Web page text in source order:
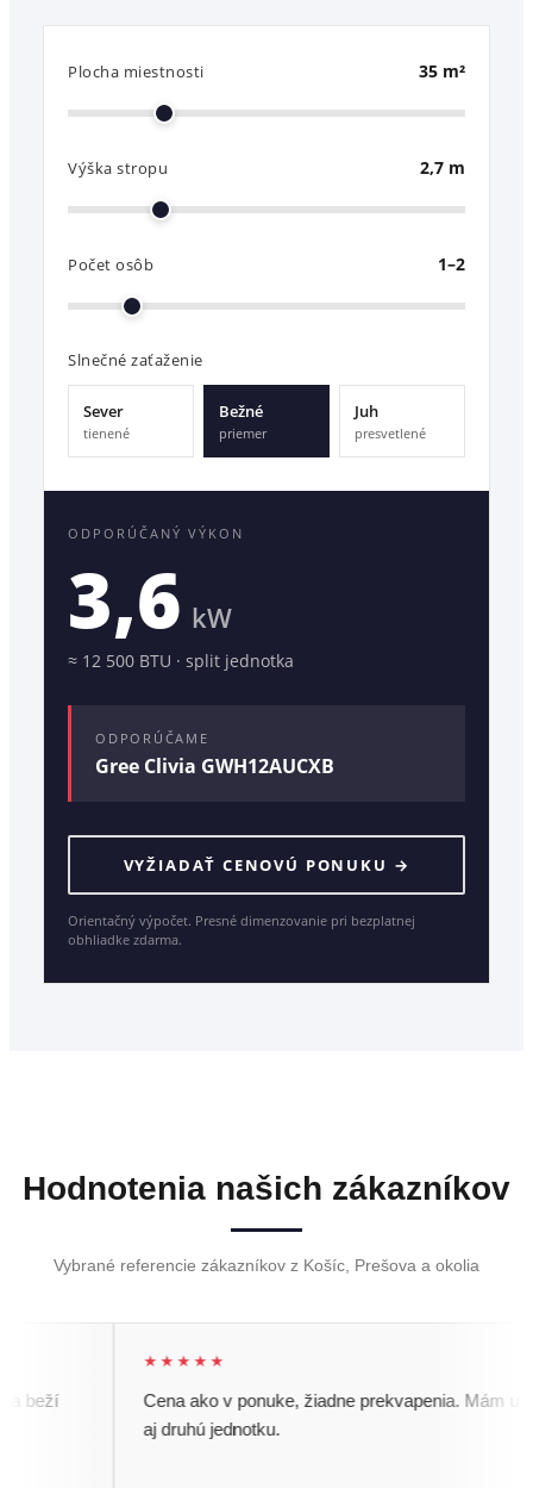
Plocha miestnosti 35 m²
Výška stropu 2,7 m
Počet osôb 1–2
Slnečné zaťaženie
Sever
tienené
Bežné
priemer
Juh
presvetlené
ODPORÚČANÝ VÝKON
3,6 kW
≈ 12 500 BTU · split jednotka
ODPORÚČAME
Gree Clivia GWH12AUCXB
VYŽIADAŤ CENOVÚ PONUKU →
Orientačný výpočet. Presné dimenzovanie pri bezplatnej
obhliadke zdarma.
Hodnotenia našich zákazníkov
Vybrané referencie zákazníkov z Košíc, Prešova a okolia
beží
★★★★★
Cena ako v ponuke, žiadne prekvapenia. Mám u nich
aj druhú jednotku.